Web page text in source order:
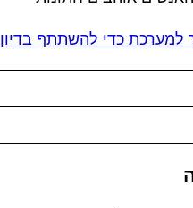
כדי להשתתף בדיון